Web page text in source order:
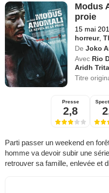
Modus
proie
15 mai
horreur,
De Joko
Avec Rio
Aridh
Titre
Presse
2,8
Parti passer un weekend en
homme va devoir subir une
retrouver sa famille, enlevée et